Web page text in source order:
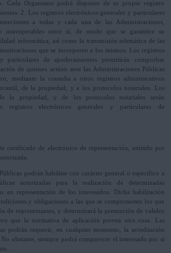
Cada Organismo podrá disponer de su propio registro
2. Los registros electrónicos generales y particulares
a todas y cada una de las Administraciones,
interoperables entre sí, de modo que se garantice su
informática, así como la transmisión telemática de las
que se incorporen a los mismos. Los registros
particulares de apoderamientos permitirán comprobar
de quienes actúen ante las Administraciones Públicas
mediante la consulta a otros registros administrativos
de la propiedad, y a los protocolos notariales. Los
la propiedad, y de los protocolos notariales serán
registros electrónicos generales y particulares de
certificado de electrónico de representación, emitido por
podrán habilitar con carácter general o específico a
autorizadas para la realización de determinadas
en representación de los interesados. Dicha habilitación
y obligaciones a las que se comprometen los que
de representantes, y determinará la presunción de validez
que la normativa de aplicación prevea otra cosa. Las
podrán requerir, en cualquier momento, la acreditación
obstante, siempre podrá comparecer el interesado por sí